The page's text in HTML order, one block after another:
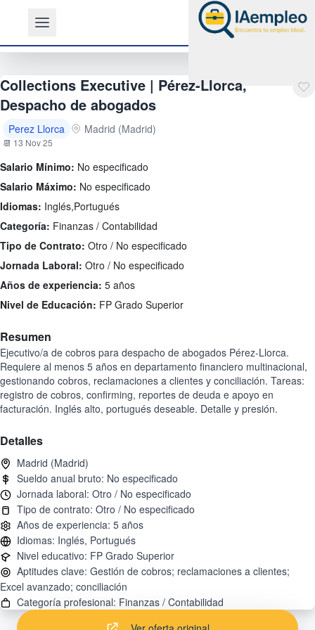
Collections Executive | Pérez-Llorca,
Despacho de abogados
Perez Llorca Madrid (Madrid)
📆 13 Nov 25
Salario Mínimo: No especificado
Salario Máximo: No especificado
Idiomas: Inglés,Portugués
Categoría: Finanzas / Contabilidad
Tipo de Contrato: Otro / No especificado
Jornada Laboral: Otro / No especificado
Años de experiencia: 5 años
Nivel de Educación: FP Grado Superior
Resumen
Ejecutivo/a de cobros para despacho de abogados Pérez-Llorca.
Requiere al menos 5 años en departamento financiero multinacional,
gestionando cobros, reclamaciones a clientes y conciliación. Tareas:
registro de cobros, confirming, reportes de deuda e apoyo en
facturación. Inglés alto, portugués deseable. Detalle y presión.
Detalles
Aptitudes clave: Gestión de cobros; reclamaciones a clientes;